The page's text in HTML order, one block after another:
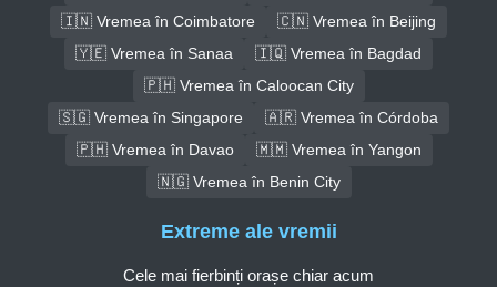
🇮🇳 Vremea în Coimbatore
🇨🇳 Vremea în Beijing
🇾🇪 Vremea în Sanaa
🇮🇶 Vremea în Bagdad
🇵🇭 Vremea în Caloocan City
🇸🇬 Vremea în Singapore
🇦🇷 Vremea în Córdoba
🇵🇭 Vremea în Davao
🇲🇲 Vremea în Yangon
🇳🇬 Vremea în Benin City
Extreme ale vremii
Cele mai fierbinți orașe chiar acum